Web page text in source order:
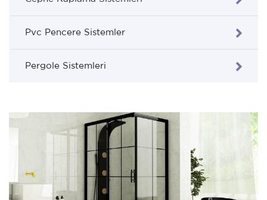
Pvc Pencere Sistemler
Pergole Sistemleri